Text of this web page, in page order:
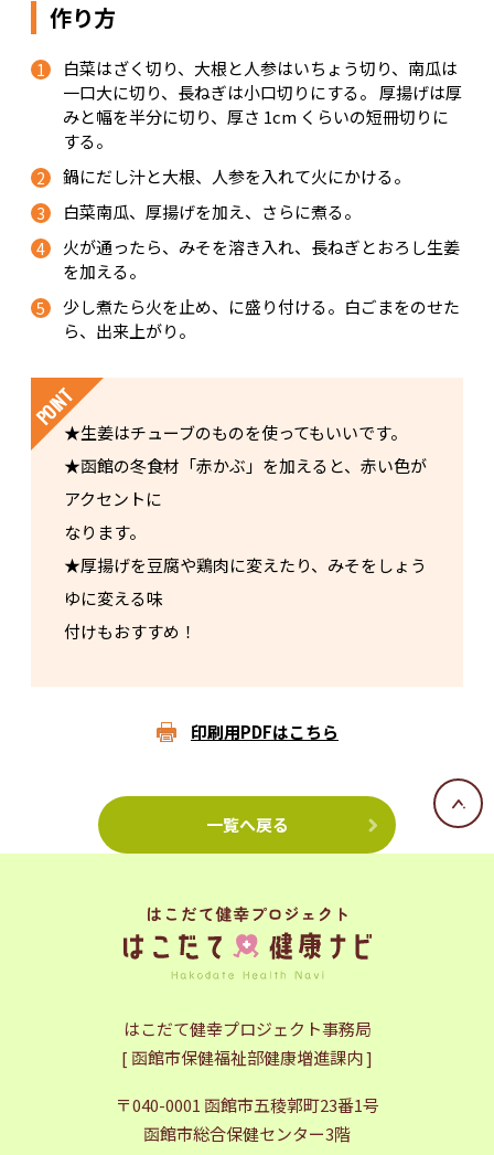
作り方
白菜はざく切り、大根と人参はいちょう切り、南瓜は
一口大に切り、長ねぎは小口切りにする。 厚揚げは厚
みと幅を半分に切り、厚さ 1cm くらいの短冊切りに
する。
鍋にだし汁と大根、人参を入れて火にかける。
白菜南瓜、厚揚げを加え、さらに煮る。
火が通ったら、みそを溶き入れ、長ねぎとおろし生姜
を加える。
少し煮たら火を止め、に盛り付ける。白ごまをのせた
ら、出来上がり。
★生姜はチューブのものを使ってもいいです。
★函館の冬食材「赤かぶ」を加えると、赤い色が
アクセントに
なります。
★厚揚げを豆腐や鶏肉に変えたり、みそをしょう
ゆに変える味
付けもおすすめ！
印刷用PDFはこちら
一覧へ戻る
はこだて健幸プロジェクト事務局
[ 函館市保健福祉部健康増進課内 ]
〒040-0001 函館市五稜郭町23番1号
函館市総合保健センター3階